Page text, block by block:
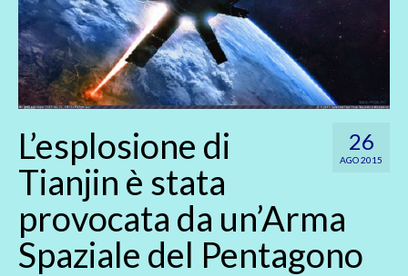
SOSTIENICI
CONTATTI
26
AGO 2015
L’esplosione di
Tianjin è stata
provocata da un’Arma
Spaziale del Pentagono